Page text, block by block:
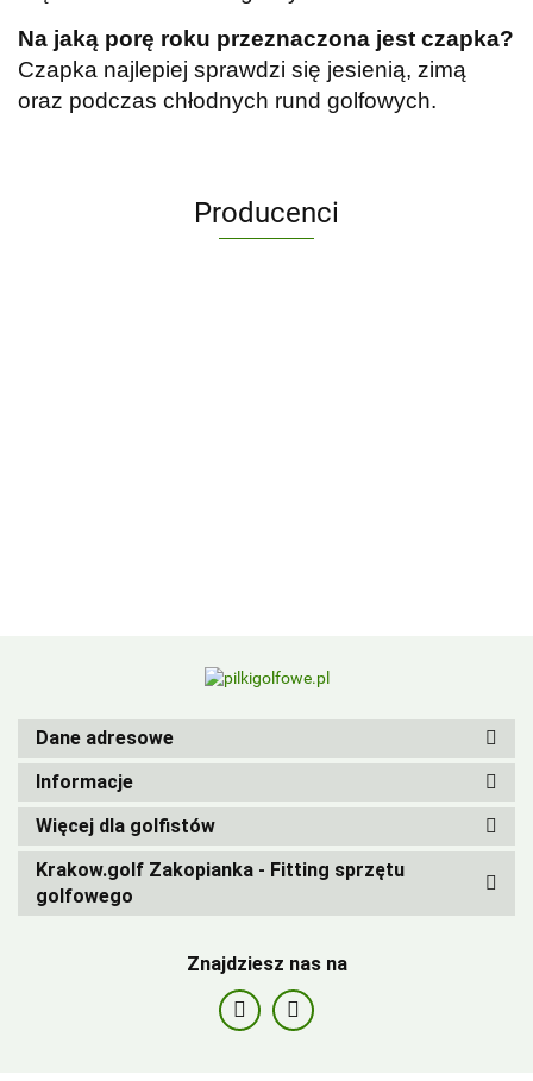
Na jaką porę roku przeznaczona jest czapka?
Czapka najlepiej sprawdzi się jesienią, zimą
oraz podczas chłodnych rund golfowych.
Producenci
Dane adresowe
Informacje
Więcej dla golfistów
Krakow.golf Zakopianka - Fitting sprzętu
golfowego
Znajdziesz nas na